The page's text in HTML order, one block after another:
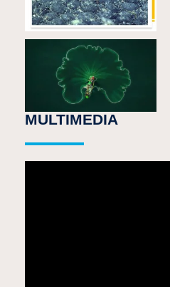
MULTIMEDIA